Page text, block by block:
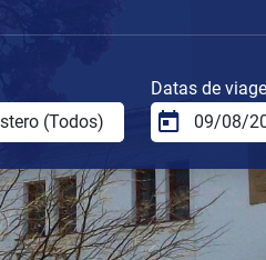
Datas de